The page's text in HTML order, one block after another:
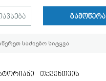
გამოწერა
თქვენთვის